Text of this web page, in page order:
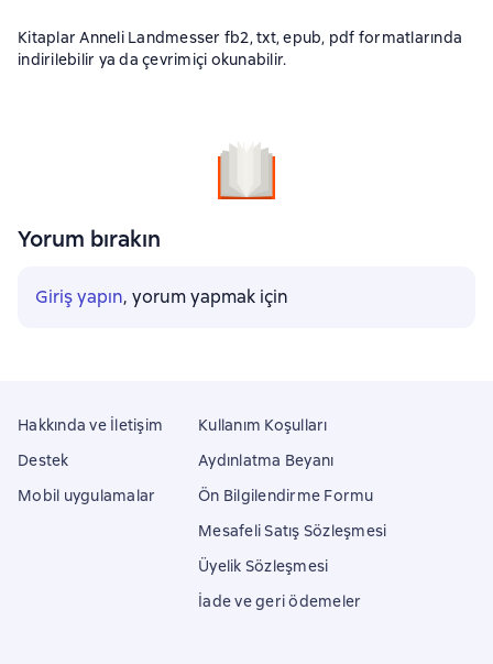
Kitaplar Anneli Landmesser fb2, txt, epub, pdf formatlarında
indirilebilir ya da çevrimiçi okunabilir.
Yorum bırakın
Giriş yapın, yorum yapmak için
Hakkında ve İletişim
Destek
Mobil uygulamalar
Kullanım Koşulları
Aydınlatma Beyanı
Ön Bilgilendirme Formu
Mesafeli Satış Sözleşmesi
Üyelik Sözleşmesi
İade ve geri ödemeler